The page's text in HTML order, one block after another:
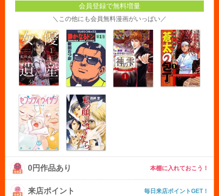
会員登録で無料増量
＼この他にも会員無料漫画がいっぱい／
0円作品あり 本棚に入れておこう！
来店ポイント 毎日来店ポイントGET！